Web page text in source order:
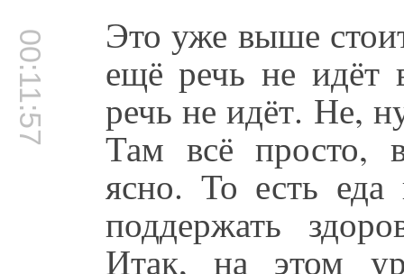
00:11:57 Это уже выше
ещё речь не
речь не идёт. Не,
Там всё просто,
ясно. То есть
поддержать
Итак, на этом